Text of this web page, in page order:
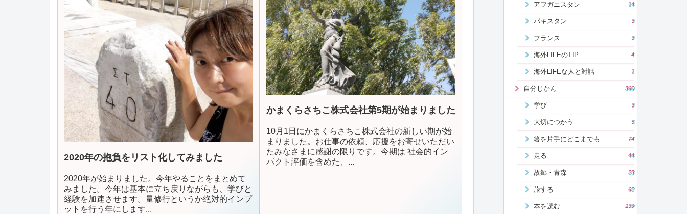
2020年の抱負をリスト化してみました
2020年が始まりました。今年やることをまとめて
みました。今年は基本に立ち戻りながらも、学びと
経験を加速させます。量修行というか絶対的インプ
ットを行う年にします...
かまくらさちこ株式会社第5期が始まりました
10月1日にかまくらさちこ株式会社の新しい期が始
まりました。お仕事の依頼、応援をお寄せいただい
たみなさまに感謝の限りです。今期は 社会的イン
パクト評価を含めた、...
アフガニスタン 14
パキスタン 3
フランス 3
海外LIFEのTIP 4
海外LIFEな人と対話 1
自分じかん 360
学び 3
大切につかう 5
箸を片手にどこまでも 74
走る 44
故郷・青森 23
旅する 62
本を読む 139